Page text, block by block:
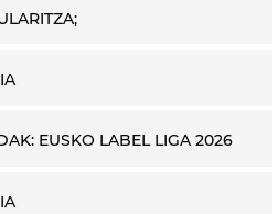
EUSKO LABEL LIGA 2026